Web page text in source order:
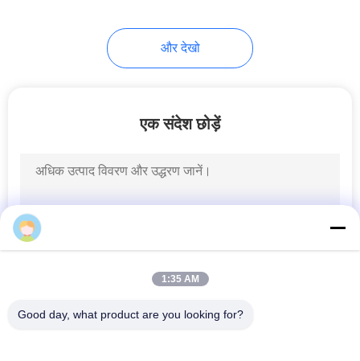
और देखो
एक संदेश छोड़ें
1:35 AM
Good day, what product are you looking for?